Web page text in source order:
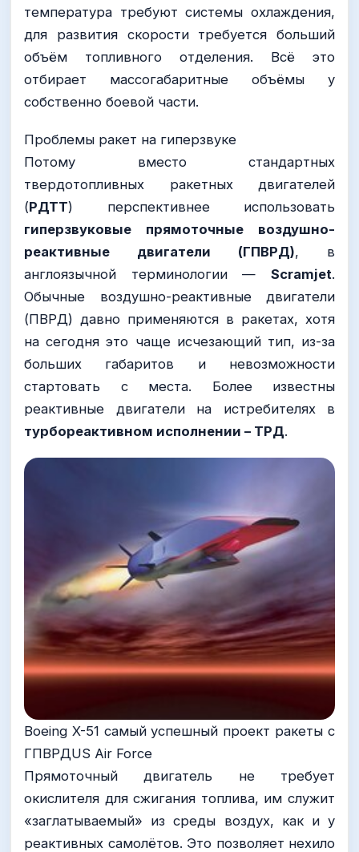
температура требуют системы охлаждения,
для развития скорости требуется больший
объём топливного отделения. Всё это
отбирает массогабаритные объёмы у
собственно боевой части.
Проблемы ракет на гиперзвуке
Потому вместо стандартных
твердотопливных ракетных двигателей
(РДТТ) перспективнее использовать
гиперзвуковые прямоточные воздушно-
реактивные двигатели (ГПВРД), в
англоязычной терминологии — Scramjet.
Обычные воздушно-реактивные двигатели
(ПВРД) давно применяются в ракетах, хотя
на сегодня это чаще исчезающий тип, из-за
больших габаритов и невозможности
стартовать с места. Более известны
реактивные двигатели на истребителях в
турбореактивном исполнении – ТРД.
Boeing X-51 самый успешный проект ракеты с
ГПВРДUS Air Force
Прямоточный двигатель не требует
окислителя для сжигания топлива, им служит
«заглатываемый» из среды воздух, как и у
реактивных самолётов. Это позволяет нехило